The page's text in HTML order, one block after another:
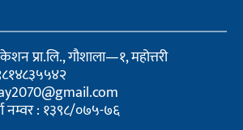
o
k
r e
प्रा.लि., गौशाला—१, महोत्तरी
नम्वर : १३९८/०७५-७६